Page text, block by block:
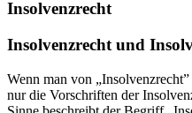
Insolvenzrecht
Insolvenzrecht und
Wenn man von
nur die Vorschriften der